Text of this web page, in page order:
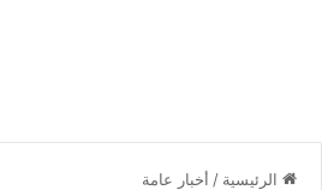
الرئيسية / أخبار عامة